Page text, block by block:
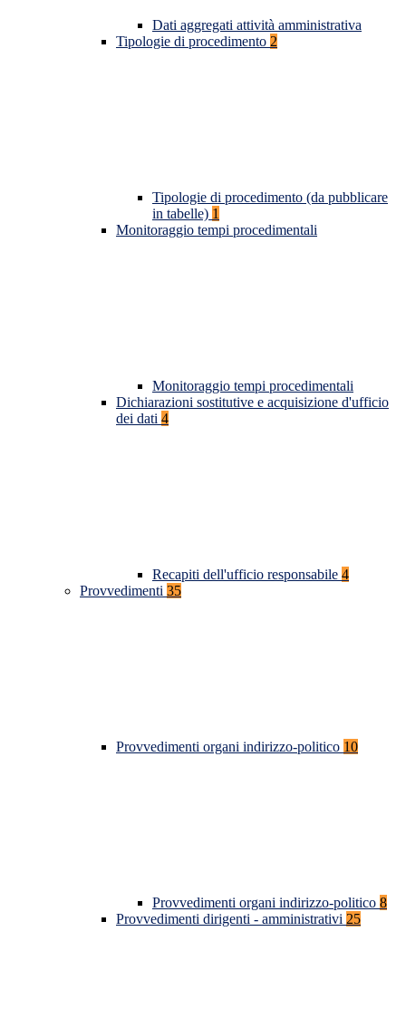
Dati aggregati attività amministrativa
Tipologie di procedimento 2
Tipologie di procedimento (da pubblicare
in tabelle) 1
Monitoraggio tempi procedimentali
Monitoraggio tempi procedimentali
Dichiarazioni sostitutive e acquisizione d'ufficio
dei dati 4
Recapiti dell'ufficio responsabile 4
Provvedimenti 35
Provvedimenti organi indirizzo-politico 10
Provvedimenti organi indirizzo-politico 8
Provvedimenti dirigenti - amministrativi 25